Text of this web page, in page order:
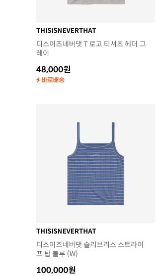
THISISNEVERTHAT
디스이즈네버댓 T 로고 티셔츠 헤더 그
레이
48,000원
THISISNEVERTHAT
디스이즈네버댓 슬리브리스 스트라이
프 탑 블루 (W)
100,000원